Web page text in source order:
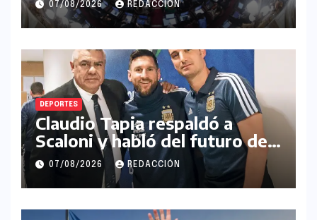
Privada
07/08/2026 REDACCIÓN
DEPORTES
Claudio Tapia respaldó a
Scaloni y habló del futuro de
Messi en la Selección
Argentina
07/08/2026 REDACCIÓN